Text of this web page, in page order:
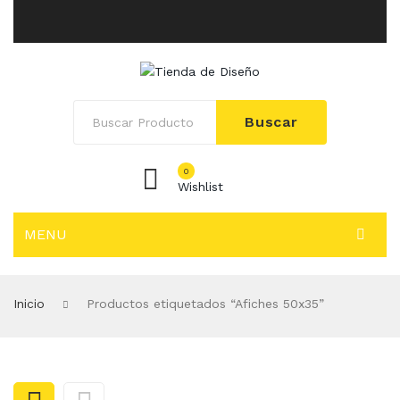
Buscar
0
Wishlist
MENU
Afiches Publicitarios
Inicio Productos etiquetados “Afiches 50x35”